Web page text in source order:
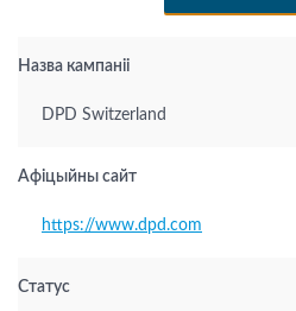
Назва кампаніі
DPD Switzerland
Афіцыйны сайт
https://www.dpd.com
Статус